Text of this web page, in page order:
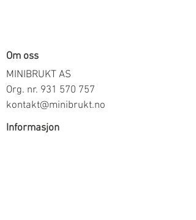
Om oss
MINIBRUKT AS
Org. nr. 931 570 757
kontakt@minibrukt.no
Informasjon